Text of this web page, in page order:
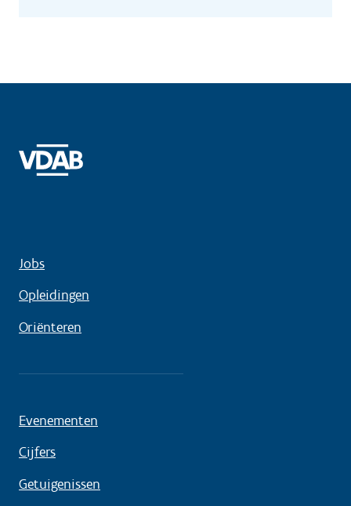
Jobs
Opleidingen
Oriënteren
Evenementen
Cijfers
Getuigenissen